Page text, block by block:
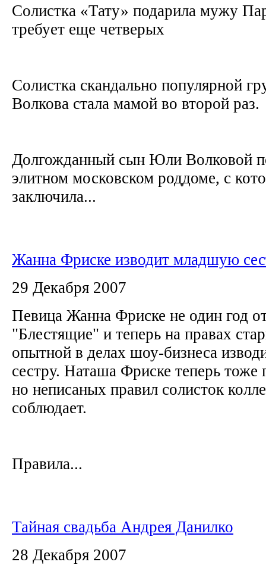
Солистка «Тату» подарила мужу
требует еще четверых
Солистка скандально популярной
Волкова стала мамой во второй раз.
Долгожданный сын Юли Волковой
элитном московском роддоме, с
заключила...
Жанна Фриске изводит младшую
29 Декабря 2007
Певица Жанна Фриске не один год
"Блестящие" и теперь на правах
опытной в делах шоу-бизнеса
сестру. Наташа Фриске теперь
но неписаных правил солисток
соблюдает.
Правила...
Тайная свадьба Андрея Данилко
28 Декабря 2007